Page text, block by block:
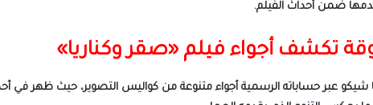
ضمن أحداث الفيلم.
تكشف أجواء فيلم «صقر وكناريا»
شيكو عبر حساباته الرسمية أجواء متنوعة من كواليس التصوير، حيث ظهر